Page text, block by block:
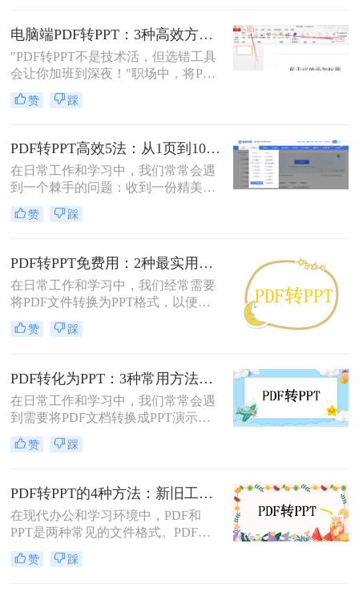
PPT（PowerPoint）格式，以便进行演
示或编辑。虽然PDF到PPT的转换可
能不如其他格式转换那样直接，但通
过一些方法和工具，我们仍然可以实
现这一目的。本文将详细介绍怎么把
pdf转换成ppt的几种方法，以及相关
电脑端PDF转PPT：3种高效方法的操作步骤和格式保留设置！
"PDF转PPT不是技术活，但选错工具
会让你加班到深夜！"职场中，将PDF
报告一键转化为PPT演示文稿是高频
刚需。然而，90%的办公族曾陷入“转
工”的泥潭——这不是能力问题，而
是工具选择的致命陷阱。那么怎么在
电脑上把pdf转换成ppt呢？作为深耕
电脑办公软件测评8年的博主，我亲
测30+工具，今天聚焦精准高效的转
换方案，帮你避开99%的坑。拒绝低
赞 踩
PDF转PPT高效5法：从1页到100页，方法选择差异很大！
在日常工作和学习中，我们常常会遇
到一个棘手的问题：收到一份精美的
PDF文件，却需要将其内容用于自己
的PPT演示文稿中。PDF因其格式固
它“只读”的特性也使其内容难以直接
编辑和复用。此时，将PDF转换为可
编辑的PPT就成了一个刚性需求。
赞 踩
PDF转PPT免费用：2种最实用的操作路径和避坑要点！
在日常工作和学习中，我们经常需要
将PDF文件转换为PPT格式，以便进
行演示或编辑。那么怎么把pdf转换成
ppt免费呢？本文将介绍两种免费将
完成转换任务。
赞 踩
PDF转化为PPT：3种常用方法在不同PPT版本下的兼容性！
在日常工作和学习中，我们常常会遇
到需要将PDF文档转换成PPT演示文
稿的情况。无论是为了更好地展示信
息，还是为了方便编辑，掌握如何进
么怎么将pdf转化为ppt呢？本文将介
绍三种常用的方法来实现PDF到PPT
的转换。
赞 踩
PDF转PPT的4种方法：新旧工具对比，哪个更适合批量转换！
在现代办公和学习环境中，PDF和
PPT是两种常见的文件格式。PDF文
件因其跨平台性和不易修改性而广受
欢迎，而PPT则因其强大的演示功能
赞 踩